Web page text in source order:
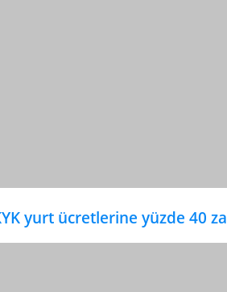
yurt ücretlerine yüzde 40